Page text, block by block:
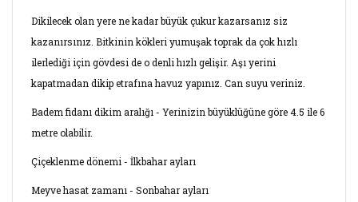
Dikilecek olan yere ne kadar büyük çukur kazarsanız siz
kazanırsınız. Bitkinin kökleri yumuşak toprak da çok hızlı
ilerlediği için gövdesi de o denli hızlı gelişir. Aşı yerini
kapatmadan dikip etrafına havuz yapınız. Can suyu veriniz.
Badem fidanı dikim aralığı - Yerinizin büyüklüğüne göre 4.5 ile 6
metre olabilir.
Çiçeklenme dönemi - İlkbahar ayları
Meyve hasat zamanı - Sonbahar ayları